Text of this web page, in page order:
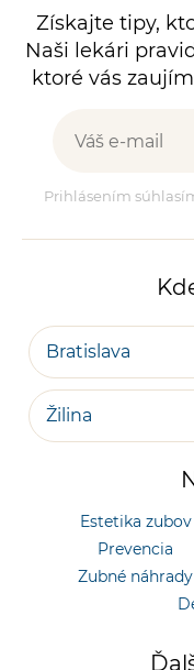
Získajte tipy,
Naši lekári
ktoré vás
Prihlásením
Bratislava
Žilina
Estetika zubov
Prevencia
Zubné náhrady